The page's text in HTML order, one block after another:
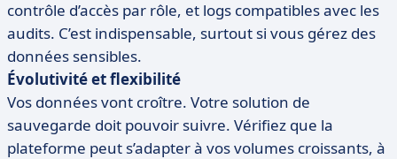
contrôle d’accès par rôle, et logs compatibles avec les
audits. C’est indispensable, surtout si vous gérez des
données sensibles.
Évolutivité et flexibilité
Vos données vont croître. Votre solution de
sauvegarde doit pouvoir suivre. Vérifiez que la
plateforme peut s’adapter à vos volumes croissants, à